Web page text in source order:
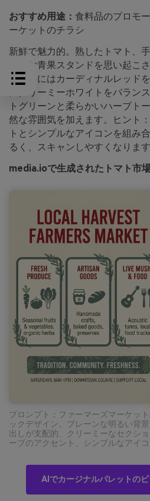
おすすめ用途： 食料品のプロモ
ーケットのチラシ
新鮮で魅力的。熟したトマト、
し込む青果スタンドを思い起こ
ファーにはカーディナルレッド
にクリーミーホワイトをバラン
トグリーンと柔らかいハーブト
然な雰囲気を加えます。ヒント
トとシンプルなアイコンを組み
るく、スキャンしやすくなります
media.ioで生成されたトマト市
プロンプト：ファーマーズマーケッ
ックデザイン。プレーンな明るい背
出しが支配的、クリーミーなセクシ
ーブのアクセント、シンプルなアイ
AIでカージナルパレットの